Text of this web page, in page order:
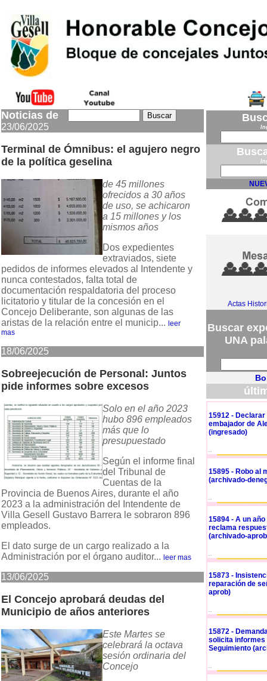
Noticias de
23/06/2025
Terminal de Ómnibus: el agujero negro
de la política geselina
de 45 millones
ofrecidos a 30 años
de uso, se achicaron
a 15 millones y los
mismos años
Dos expedientes
extraviados, siete
pedidos de informes elevados al Intendente y
nunca contestados, falta total de
documentación respaldatoria del proceso
licitatorio y titular de la concesión en el
Concejo Deliberante, son algunas de las
aristas de la relación entre el municip... leer
mas
18/06/2025
Sobreejecución de Personal: Juntos
pide informes sobre excesos
Solo en el año 2023
hubo 896 empleados
más que lo
presupuestado
Según el informe final
del Tribunal de
Cuentas de la
Provincia de Buenos Aires, durante el año
2023 a la administración del Intendente de
Villa Gesell Gustavo Barrera le sobraron 896
empleados.
El dato surge de un cargo realizado a la
Administración por el órgano auditor... leer mas
13/06/2025
El Concejo aprobará deudas del
Municipio de años anteriores
Este Martes se
celebrará la octava
sesión ordinaria del
Concejo
Actas
Buscar
UNA
15912 -
embajador de
(ingresado)
..
15895 - Robo al
(archivado-
..
15894 - A un
reclama
(archivado-
..
15873 -
reparación de
aprob)
..
15872 -
solicita informes
Seguimiento
..